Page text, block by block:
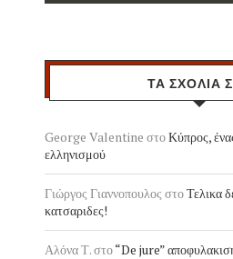
ΤΑ ΣΧΟΛΙΑ
George Valentine στοΚύπρος,
ελληνισμού
Γιώργος Γιαννοπουλος στοΤελικα
κατσαριδες!
Αλόνα Τ.στο“De jure”